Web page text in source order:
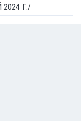
Г./